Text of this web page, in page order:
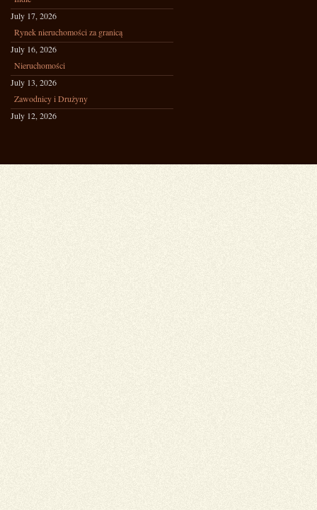
July 17, 2026
Rynek nieruchomości za granicą
July 16, 2026
Nieruchomości
July 13, 2026
Zawodnicy i Drużyny
July 12, 2026